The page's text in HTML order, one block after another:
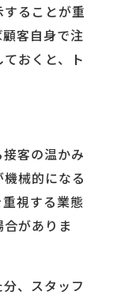
ることが重
客自身で注
おくと、ト
客の温かみ
械的になる
視する業態
がありま
、スタッフ